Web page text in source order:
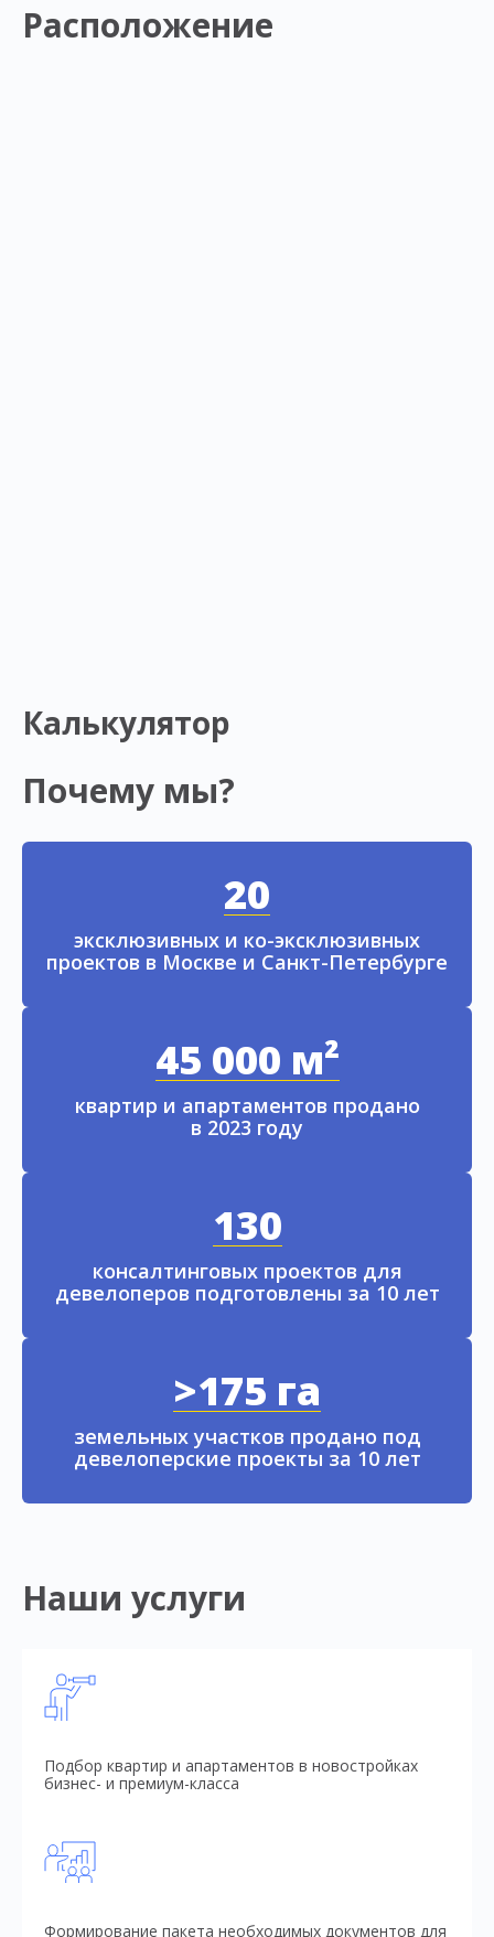
Расположение
Калькулятор
Почему мы?
20
эксклюзивных и ко-эксклюзивных
проектов в Москве и Санкт-Петербурге
45 000 м²
квартир и апартаментов продано
в 2023 году
130
консалтинговых проектов для
девелоперов подготовлены за 10 лет
>175 га
земельных участков продано под
девелоперские проекты за 10 лет
Наши услуги
Подбор квартир и апартаментов в новостройках
бизнес- и премиум-класса
Формирование пакета необходимых документов для